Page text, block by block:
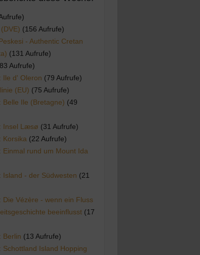
(156 Aufrufe)
- Authentic Cretan
(131 Aufrufe)
Aufrufe)
Ile d' Oleron (79 Aufrufe)
(EU) (75 Aufrufe)
Belle Ile (Bretagne) (49
Insel Læsø (31 Aufrufe)
Korsika (22 Aufrufe)
Einmal rund um Mount Ida
Island - der Südwesten (21
Die Vézère - wenn ein Fluss
beeinflusst (17
Berlin (13 Aufrufe)
Schottland Island Hopping